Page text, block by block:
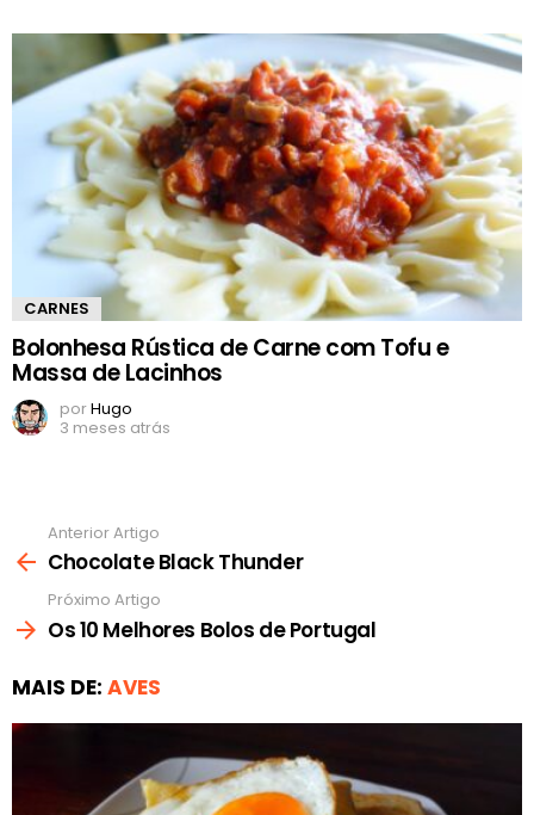
CARNES
Bolonhesa Rústica de Carne com Tofu e
Massa de Lacinhos
porHugo
3 meses atrás
mais
Anterior Artigo
Chocolate Black Thunder
Próximo Artigo
Os 10 Melhores Bolos de Portugal
MAIS DE: AVES